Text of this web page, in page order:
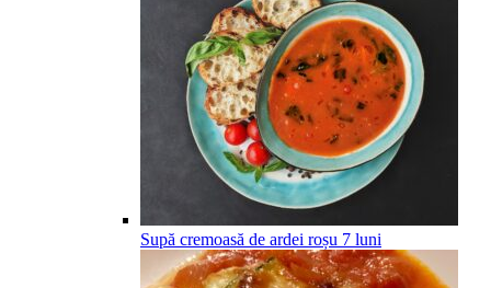
Supă cremoasă de ardei roșu 7 luni